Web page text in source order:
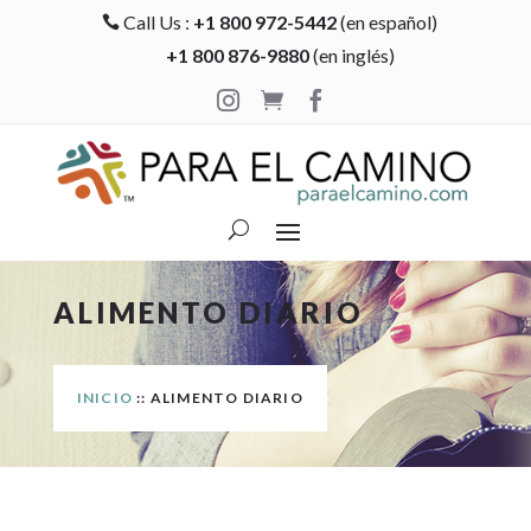
 Call Us : +1 800 972-5442(en español)
+1 800 876-9880(en inglés)

 
ALIMENTO DIARIO
INICIO :: ALIMENTO DIARIO